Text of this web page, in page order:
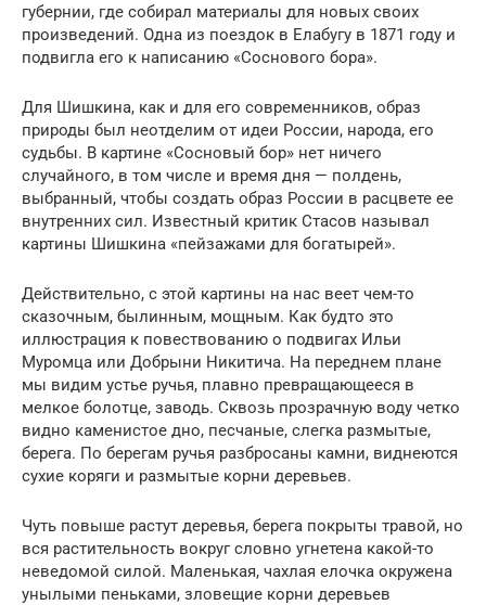
губернии, где собирал материалы для новых своих
произведений. Одна из поездок в Елабугу в 1871 году и
подвигла его к написанию «Соснового бора».
Для Шишкина, как и для его современников, образ
природы был неотделим от идеи России, народа, его
судьбы. В картине «Сосновый бор» нет ничего
случайного, в том числе и время дня — полдень,
выбранный, чтобы создать образ России в расцвете ее
внутренних сил. Известный критик Стасов называл
картины Шишкина «пейзажами для богатырей».
Действительно, с этой картины на нас веет чем-то
сказочным, былинным, мощным. Как будто это
иллюстрация к повествованию о подвигах Ильи
Муромца или Добрыни Никитича. На переднем плане
мы видим устье ручья, плавно превращающееся в
мелкое болотце, заводь. Сквозь прозрачную воду четко
видно каменистое дно, песчаные, слегка размытые,
берега. По берегам ручья разбросаны камни, виднеются
сухие коряги и размытые корни деревьев.
Чуть повыше растут деревья, берега покрыты травой, но
вся растительность вокруг словно угнетена какой-то
неведомой силой. Маленькая, чахлая елочка окружена
унылыми пеньками, зловещие корни деревьев